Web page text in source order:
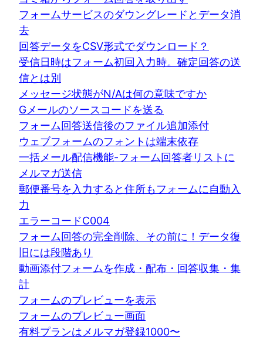
フォームサービスのダウングレードとデータ消
去
回答データをCSV形式でダウンロード？
受信日時はフォーム初回入力時。確定回答の送
信とは別
メッセージ状態がN/Aは何の意味ですか
Gメールのソースコードを送る
フォーム回答送信後のファイル追加添付
ウェブフォームのフォントは端末依存
一括メール配信機能-フォーム回答者リストに
メルマガ送信
郵便番号を入力すると住所もフォームに自動入
力
エラーコードC004
フォーム回答の完全削除、その前に！データ復
旧には段階あり
動画添付フォームを作成・配布・回答収集・集
計
フォームのプレビューを表示
フォームのプレビュー画面
有料プランはメルマガ登録1000〜